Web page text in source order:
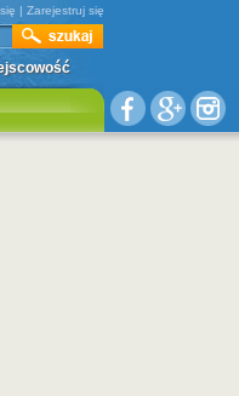
| Zarejestruj się